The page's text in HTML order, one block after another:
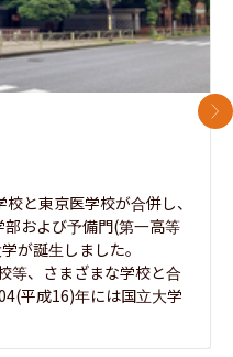
と東京医学校が合併し、
および予備門(第一高等
が誕生しました。
等、さまざまな学校と合
平成16)年には国立大学
次